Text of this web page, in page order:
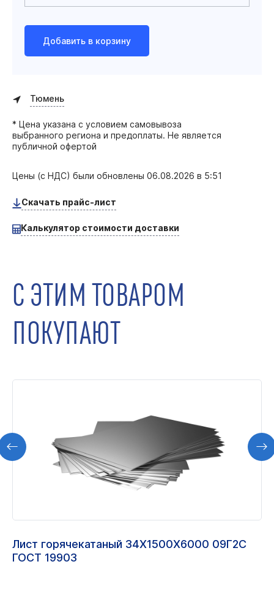
Добавить в корзину
Тюмень
* Цена указана с условием самовывоза
выбранного региона и предоплаты. Не является
публичной офертой
Цены (с НДС) были обновлены 06.08.2026 в 5:51
Скачать прайс-лист
Калькулятор стоимости доставки
С ЭТИМ ТОВАРОМ
ПОКУПАЮТ
Лист горячекатаный 34Х1500Х6000 09Г2С
ГОСТ 19903